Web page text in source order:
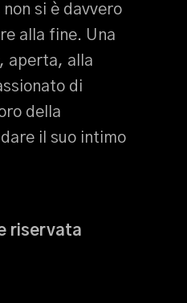
si è davvero
alla fine. Una
aperta, alla
di
della
il suo intimo
riservata